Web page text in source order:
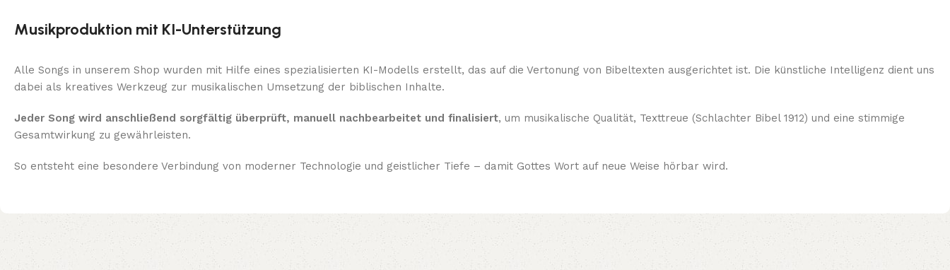
Musikproduktion mit KI-Unterstützung
Alle Songs in unserem Shop wurden mit Hilfe eines spezialisierten KI-Modells erstellt, das auf die Vertonung von Bibeltexten ausgerichtet ist. Die künstliche Intelligenz dient uns
dabei als kreatives Werkzeug zur musikalischen Umsetzung der biblischen Inhalte.
Jeder Song wird anschließend sorgfältig überprüft, manuell nachbearbeitet und finalisiert, um musikalische Qualität, Texttreue (Schlachter Bibel 1912) und eine stimmige
Gesamtwirkung zu gewährleisten.
So entsteht eine besondere Verbindung von moderner Technologie und geistlicher Tiefe – damit Gottes Wort auf neue Weise hörbar wird.